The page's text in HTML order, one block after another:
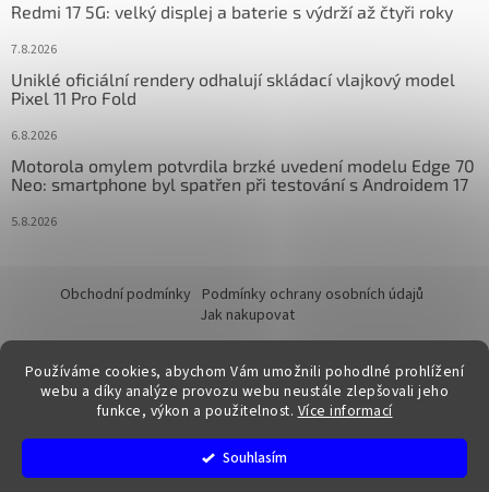
Používáme cookies, abychom Vám umožnili pohodlné prohlížení
webu a díky analýze provozu webu neustále zlepšovali jeho
funkce, výkon a použitelnost. Více informací
Souhlasím
Redmi 17 5G: velký displej a baterie s výdrží až čtyři roky
7.8.2026
Uniklé oficiální rendery odhalují skládací vlajkový model
Pixel 11 Pro Fold
6.8.2026
Motorola omylem potvrdila brzké uvedení modelu Edge 70
Neo: smartphone byl spatřen při testování s Androidem 17
5.8.2026
Obchodní podmínky Podmínky ochrany osobních údajů
Jak nakupovat
Vytvořil Shoptet